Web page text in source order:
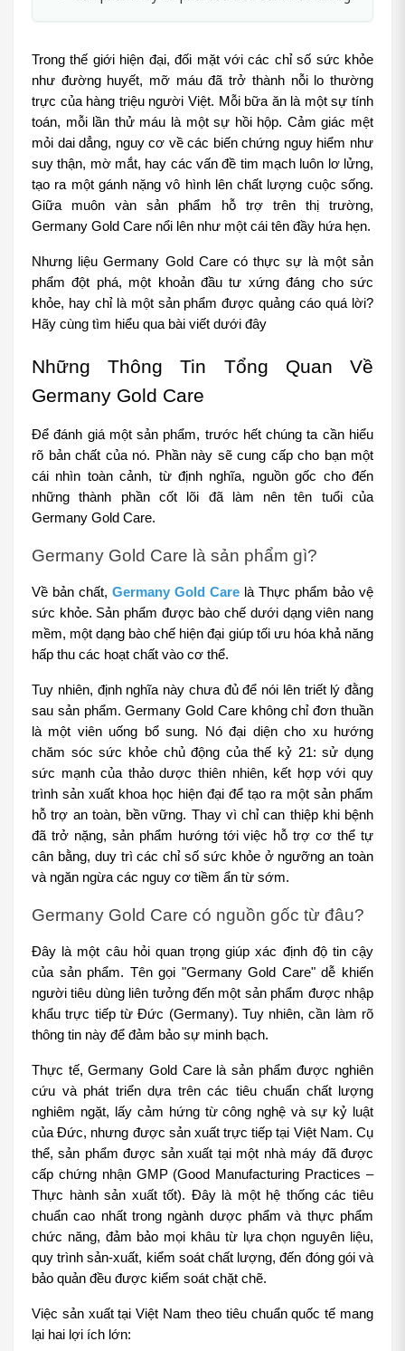
Trong thế giới hiện đại, đối mặt với các chỉ số sức khỏe
như đường huyết, mỡ máu đã trở thành nỗi lo thường
trực của hàng triệu người Việt. Mỗi bữa ăn là một sự tính
toán, mỗi lần thử máu là một sự hồi hộp. Cảm giác mệt
mỏi dai dẳng, nguy cơ về các biến chứng nguy hiểm như
suy thận, mờ mắt, hay các vấn đề tim mạch luôn lơ lửng,
tạo ra một gánh nặng vô hình lên chất lượng cuộc sống.
Giữa muôn vàn sản phẩm hỗ trợ trên thị trường,
Germany Gold Care nổi lên như một cái tên đầy hứa hẹn.
Nhưng liệu Germany Gold Care có thực sự là một sản
phẩm đột phá, một khoản đầu tư xứng đáng cho sức
khỏe, hay chỉ là một sản phẩm được quảng cáo quá lời?
Hãy cùng tìm hiểu qua bài viết dưới đây
Những Thông Tin Tổng Quan Về
Germany Gold Care
Để đánh giá một sản phẩm, trước hết chúng ta cần hiểu
rõ bản chất của nó. Phần này sẽ cung cấp cho bạn một
cái nhìn toàn cảnh, từ định nghĩa, nguồn gốc cho đến
những thành phần cốt lõi đã làm nên tên tuổi của
Germany Gold Care.
Germany Gold Care là sản phẩm gì?
Về bản chất, Germany Gold Care là Thực phẩm bảo vệ
sức khỏe. Sản phẩm được bào chế dưới dạng viên nang
mềm, một dạng bào chế hiện đại giúp tối ưu hóa khả năng
hấp thu các hoạt chất vào cơ thể.
Tuy nhiên, định nghĩa này chưa đủ để nói lên triết lý đằng
sau sản phẩm. Germany Gold Care không chỉ đơn thuần
là một viên uống bổ sung. Nó đại diện cho xu hướng
chăm sóc sức khỏe chủ động của thế kỷ 21: sử dụng
sức mạnh của thảo dược thiên nhiên, kết hợp với quy
trình sản xuất khoa học hiện đại để tạo ra một sản phẩm
hỗ trợ an toàn, bền vững. Thay vì chỉ can thiệp khi bệnh
đã trở nặng, sản phẩm hướng tới việc hỗ trợ cơ thể tự
cân bằng, duy trì các chỉ số sức khỏe ở ngưỡng an toàn
và ngăn ngừa các nguy cơ tiềm ẩn từ sớm.
Germany Gold Care có nguồn gốc từ đâu?
Đây là một câu hỏi quan trọng giúp xác định độ tin cậy
của sản phẩm. Tên gọi "Germany Gold Care" dễ khiến
người tiêu dùng liên tưởng đến một sản phẩm được nhập
khẩu trực tiếp từ Đức (Germany). Tuy nhiên, cần làm rõ
thông tin này để đảm bảo sự minh bạch.
Thực tế, Germany Gold Care là sản phẩm được nghiên
cứu và phát triển dựa trên các tiêu chuẩn chất lượng
nghiêm ngặt, lấy cảm hứng từ công nghệ và sự kỷ luật
của Đức, nhưng được sản xuất trực tiếp tại Việt Nam. Cụ
thể, sản phẩm được sản xuất tại một nhà máy đã được
cấp chứng nhận GMP (Good Manufacturing Practices –
Thực hành sản xuất tốt). Đây là một hệ thống các tiêu
chuẩn cao nhất trong ngành dược phẩm và thực phẩm
chức năng, đảm bảo mọi khâu từ lựa chọn nguyên liệu,
quy trình sản-xuất, kiểm soát chất lượng, đến đóng gói và
bảo quản đều được kiểm soát chặt chẽ.
Việc sản xuất tại Việt Nam theo tiêu chuẩn quốc tế mang
lại hai lợi ích lớn: